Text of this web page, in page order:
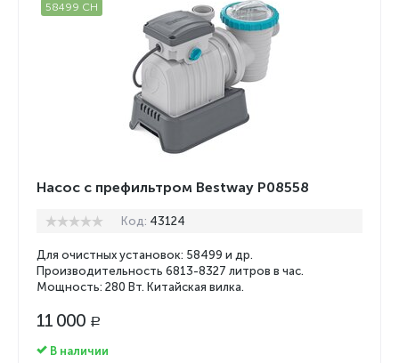
58499 CH
Насос с префильтром Bestway P08558
Код: 43124
Для очистных установок: 58499 и др.
Производительность 6813-8327 литров в час.
Мощность: 280 Вт. Китайская вилка.
11 000 Р
В наличии